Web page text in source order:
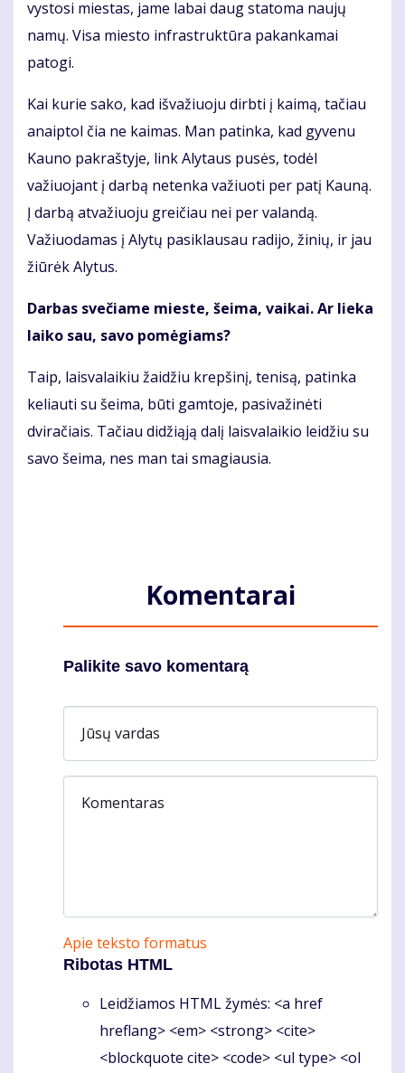
vystosi miestas, jame labai daug statoma naujų
namų. Visa miesto infrastruktūra pakankamai
patogi.
Kai kurie sako, kad išvažiuoju dirbti į kaimą, tačiau
anaiptol čia ne kaimas. Man patinka, kad gyvenu
Kauno pakraštyje, link Alytaus pusės, todėl
važiuojant į darbą netenka važiuoti per patį Kauną.
Į darbą atvažiuoju greičiau nei per valandą.
Važiuodamas į Alytų pasiklausau radijo, žinių, ir jau
žiūrėk Alytus.
Darbas svečiame mieste, šeima, vaikai. Ar lieka
laiko sau, savo pomėgiams?
Taip, laisvalaikiu žaidžiu krepšinį, tenisą, patinka
keliauti su šeima, būti gamtoje, pasivažinėti
dviračiais. Tačiau didžiąją dalį laisvalaikio leidžiu su
savo šeima, nes man tai smagiausia.
Komentarai
Palikite savo komentarą
Jūsų vardas
Komentaras
Apie teksto formatus
Ribotas HTML
Leidžiamos HTML žymės: <a href
hreflang> <em> <strong> <cite>
<blockquote cite> <code> <ul type> <ol